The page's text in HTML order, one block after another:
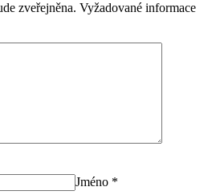
zveřejněna. Vyžadované informace
Jméno *